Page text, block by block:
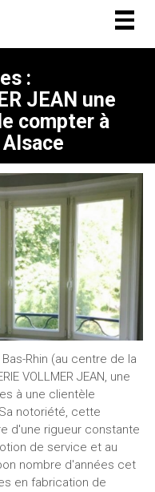
:
JEAN une
compter à
Rhin (au centre de la
VOLLMER JEAN, une
à une clientèle
notoriété, cette
d'une rigueur constante
de service et au
nombre d'années cet
en fabrication de